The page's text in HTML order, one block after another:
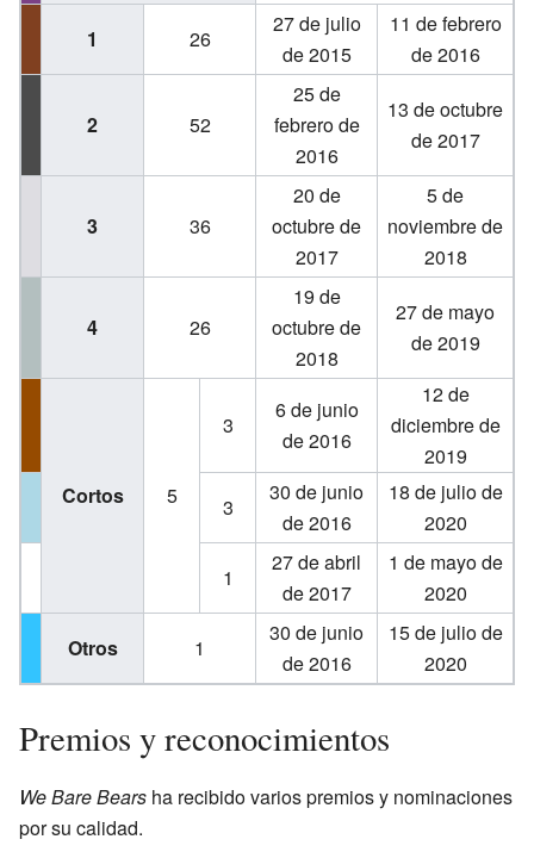
1
26
27 de julio
de 2015
11 de febrero
de 2016
2 52
25 de
febrero de
2016
13 de octubre
de 2017
3 36
20 de
octubre de
2017
5 de
noviembre de
2018
4 26
19 de
octubre de
2018
27 de mayo
de 2019
Cortos 5
3
6 de junio
de 2016
12 de
diciembre de
2019
3
30 de junio
de 2016
18 de julio de
2020
1
27 de abril
de 2017
1 de mayo de
2020
Otros
1
30 de junio
de 2016
15 de julio de
2020
Premios y reconocimientos
We Bare Bears ha recibido varios premios y nominaciones
por su calidad.